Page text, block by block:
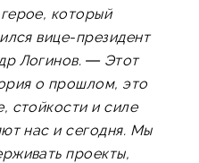
который
вице-президент
Логинов. — Этот
о прошлом, это
стойкости и силе
нас и сегодня. Мы
проекты,